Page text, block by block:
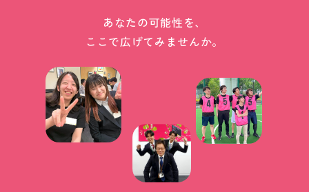
あなたの可能性を、
ここで広げてみませんか。